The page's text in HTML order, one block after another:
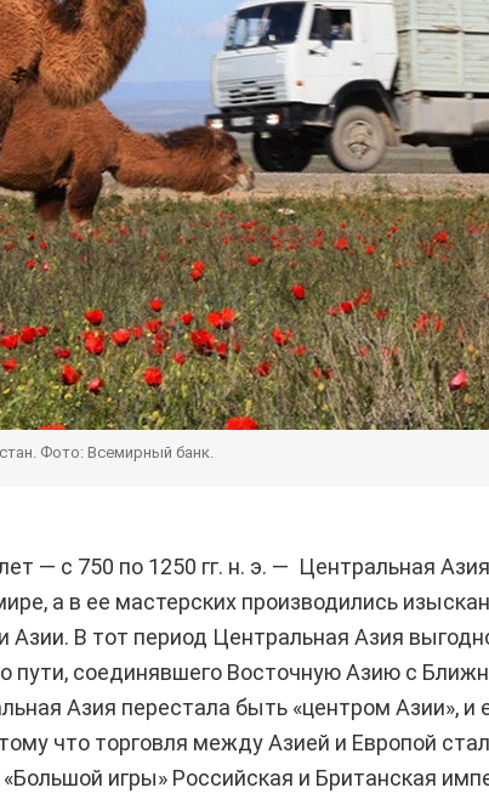
Фото: Всемирный банк.
— с 750 по 1250 гг. н. э. — Центральная
а в ее мастерских производились
Азии. В тот период Центральная Азия
пути, соединявшего Восточную Азию с
Азия перестала быть «центром Азии», и
что торговля между Азией и Европой
игры» Российская и Британская